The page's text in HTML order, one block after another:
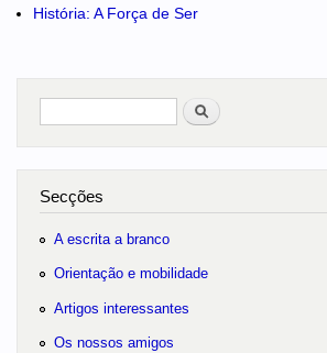
História: A Força de Ser
Pesquisar
no portal
Secções
A escrita a branco
Orientação e mobilidade
Artigos interessantes
Os nossos amigos